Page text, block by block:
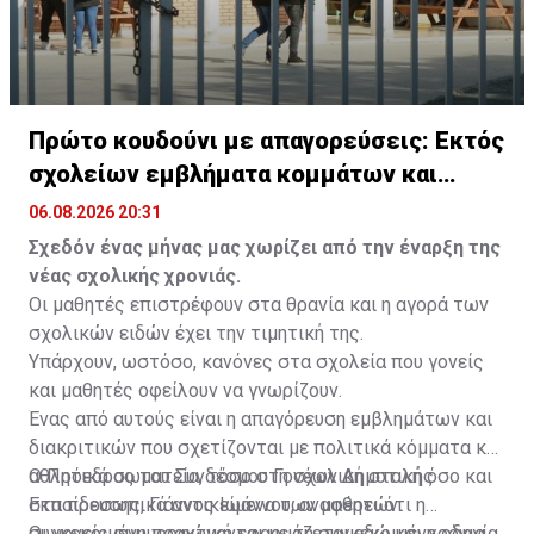
Πρώτο κουδούνι με απαγορεύσεις: Εκτός
σχολείων εμβλήματα κομμάτων και
ομάδων
06.08.2026 20:31
Σχεδόν ένας μήνας μας χωρίζει από την έναρξη της
νέας σχολικής χρονιάς.
Οι μαθητές επιστρέφουν στα θρανία και η αγορά των
σχολικών ειδών έχει την τιμητική της.
Υπάρχουν, ωστόσο, κανόνες στα σχολεία που γονείς
και μαθητές οφείλουν να γνωρίζουν.
Ένας από αυτούς είναι η απαγόρευση εμβλημάτων και
διακριτικών που σχετίζονται με πολιτικά κόμματα και
αθλητικά σωματεία, τόσο στη σχολική στολή όσο και
στα προσωπικά αντικείμενα των μαθητών.
Ο Πρόεδρος του Συνδέσμου Γονέων Δημοτικής
Εκπαίδευσης, Γιάννος Ιωάννου, αναφέρει ότι η